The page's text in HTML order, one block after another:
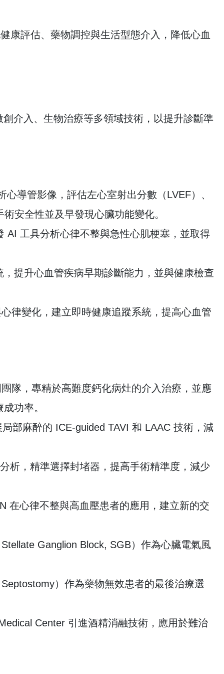
康評估、藥物調控與生活型態介入，降低心血
介入、生物治療等多領域技術，以提升診斷準
導管影像，評估左心室射出分數（LVEF）、
安全性並及早發現心臟功能變化。
AI 工具分析心律不整與急性心肌梗塞，並取得
提升心血管疾病早期診斷能力，並與健康檢查
律變化，建立即時健康追蹤系統，提高心血管
隊，專精於高難度鈣化病灶的介入治療，並應
功率。
部麻醉的 ICE-guided TAVI 和 LAAC 技術，減
析，精準選擇封堵器，提高手術精準度，減少
在心律不整與高血壓患者的應用，建立新的交
Ganglion Block, SGB）作為心臟電氣風
）作為藥物無效患者的最後治療選
Center 引進酒精消融技術，應用於難治